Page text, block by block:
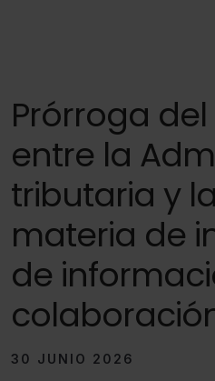
Prórroga
entre la
tributaria y la
materia de
de
30 JUNIO 2026